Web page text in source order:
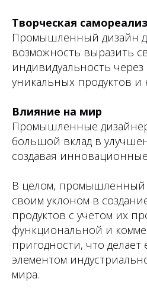
Творческая
Промышленный дизайн
возможность выразить
индивидуальность через
уникальных продуктов и
Влияние на мир
Промышленные
большой вклад в
создавая
В целом, промышленный
своим уклоном в
продуктов с учетом их
функциональной и
пригодности, что
элементом
мира.